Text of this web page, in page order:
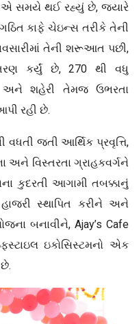
એ સમયે થઈ રહ્યું છે, જ્યારે
કાફે ચેઇન્સ તરીકે તેની
તેની શરૂઆત પછી,
કર્યું છે, 270 થી વધુ
શહેરી તેમજ ઉભરતા
રહી છે.
જતી આર્થિક પ્રવૃત્તિ,
અને વિસ્તરતા ગ્રાહકવર્ગને
કુદરતી આગામી તબક્કાનું
સ્થાપિત કરીને અને
બનાવીને, Ajay’s Cafe
ઇકોસિસ્ટમનો એક